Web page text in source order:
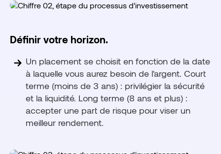
Définir votre horizon.
Un placement se choisit en fonction de la date
à laquelle vous aurez besoin de l'argent. Court
terme (moins de 3 ans) : privilégier la sécurité
et la liquidité. Long terme (8 ans et plus) :
accepter une part de risque pour viser un
meilleur rendement.